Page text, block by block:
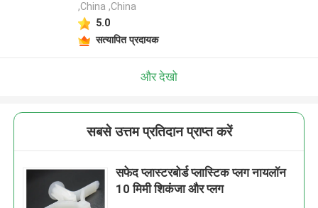
,China ,China
5.0
सत्यापित प्रदायक
और देखो
सबसे उत्तम प्रतिदान प्राप्त करें
सफेद प्लास्टरबोर्ड प्लास्टिक प्लग नायलॉन
10 मिमी शिकंजा और प्लग